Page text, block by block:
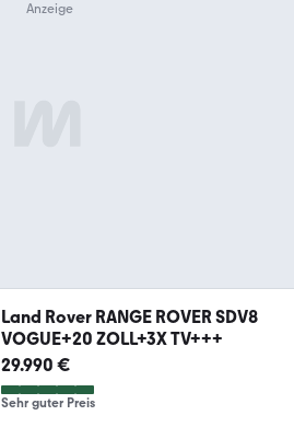
Land Rover RANGE ROVER SDV8
VOGUE+20 ZOLL+3X TV+++
29.990 €
Sehr guter Preis